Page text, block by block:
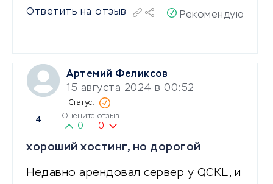
Ответить на отзыв Рекомендую
Артемий Феликсов
15 августа 2024 в 00:52
4 Оцените отзыв
0 0
хороший хостинг, но дорогой
Недавно арендовал сервер у QCKL, и